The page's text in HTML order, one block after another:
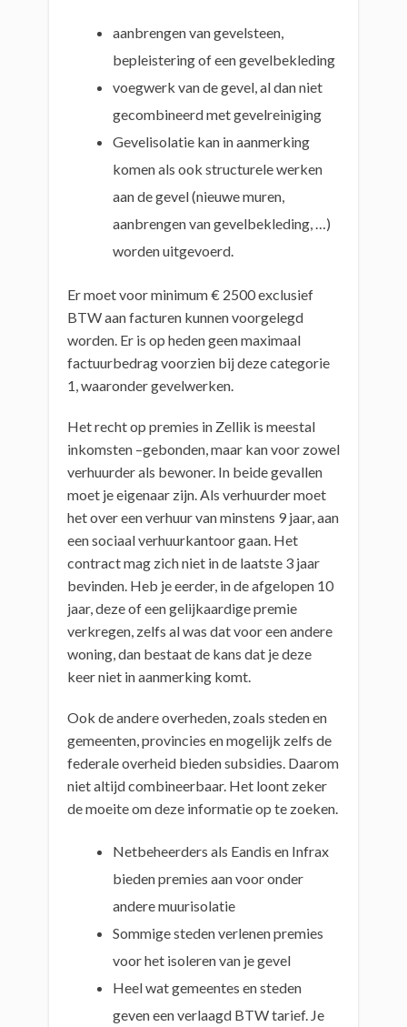
aanbrengen van gevelsteen,
bepleistering of een gevelbekleding
voegwerk van de gevel, al dan niet
gecombineerd met gevelreiniging
Gevelisolatie kan in aanmerking
komen als ook structurele werken
aan de gevel (nieuwe muren,
aanbrengen van gevelbekleding, …)
worden uitgevoerd.
Er moet voor minimum € 2500 exclusief
BTW aan facturen kunnen voorgelegd
worden. Er is op heden geen maximaal
factuurbedrag voorzien bij deze categorie
1, waaronder gevelwerken.
Het recht op premies in Zellik is meestal
inkomsten –gebonden, maar kan voor zowel
verhuurder als bewoner. In beide gevallen
moet je eigenaar zijn. Als verhuurder moet
het over een verhuur van minstens 9 jaar, aan
een sociaal verhuurkantoor gaan. Het
contract mag zich niet in de laatste 3 jaar
bevinden. Heb je eerder, in de afgelopen 10
jaar, deze of een gelijkaardige premie
verkregen, zelfs al was dat voor een andere
woning, dan bestaat de kans dat je deze
keer niet in aanmerking komt.
Ook de andere overheden, zoals steden en
gemeenten, provincies en mogelijk zelfs de
federale overheid bieden subsidies. Daarom
niet altijd combineerbaar. Het loont zeker
de moeite om deze informatie op te zoeken.
Netbeheerders als Eandis en Infrax
bieden premies aan voor onder
andere muurisolatie
Sommige steden verlenen premies
voor het isoleren van je gevel
Heel wat gemeentes en steden
geven een verlaagd BTW tarief. Je